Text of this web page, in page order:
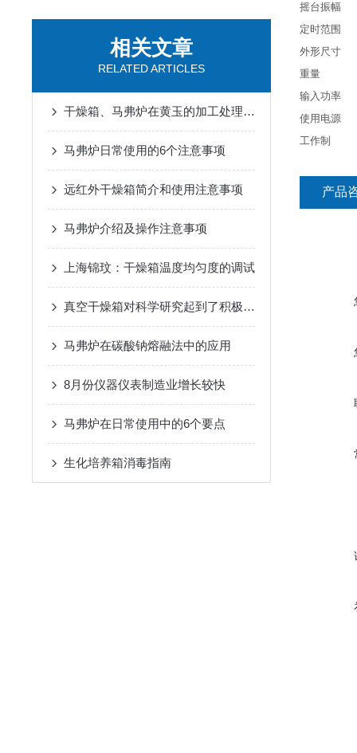
相关文章
RELATED ARTICLES
干燥箱、马弗炉在黄玉的加工处理中的应用
马弗炉日常使用的6个注意事项
远红外干燥箱简介和使用注意事项
马弗炉介绍及操作注意事项
上海锦玟：干燥箱温度均匀度的调试
真空干燥箱对科学研究起到了积极的促进作用
马弗炉在碳酸钠熔融法中的应用
8月份仪器仪表制造业增长较快
马弗炉在日常使用中的6个要点
生化培养箱消毒指南
摇台振幅
定时范围
外形尺寸
重量
输入功率
使用电源
工作制
产品